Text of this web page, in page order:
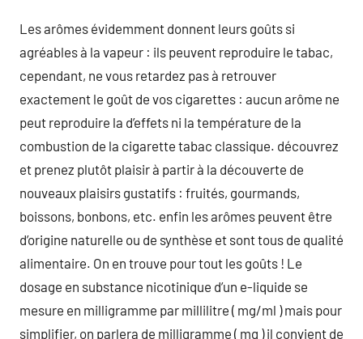
Les arômes évidemment donnent leurs goûts si
agréables à la vapeur : ils peuvent reproduire le tabac,
cependant, ne vous retardez pas à retrouver
exactement le goût de vos cigarettes : aucun arôme ne
peut reproduire la d’effets ni la température de la
combustion de la cigarette tabac classique. découvrez
et prenez plutôt plaisir à partir à la découverte de
nouveaux plaisirs gustatifs : fruités, gourmands,
boissons, bonbons, etc. enfin les arômes peuvent être
d’origine naturelle ou de synthèse et sont tous de qualité
alimentaire. On en trouve pour tout les goûts ! Le
dosage en substance nicotinique d’un e-liquide se
mesure en milligramme par millilitre ( mg/ml ) mais pour
simplifier, on parlera de milligramme ( mg ) il convient de